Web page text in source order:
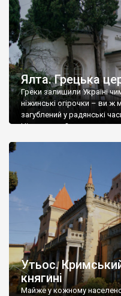
Ялта. Грецька
Греки залишили Україні
ніжинські огірочки – ви ж
загублений у радянські
Ніжин греки?
Утьос.
княгині
Майже у кожному